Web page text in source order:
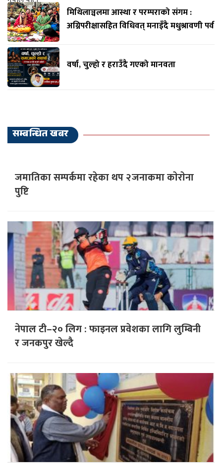
मिथिलाञ्चलमा आस्था र परम्पराको संगम :
अग्निपरीक्षासहित विधिवत् मनाइँदै मधुश्रावणी पर्व
वर्षा, चुल्हो र हराउँदै गएको मानवता
सम्बन्धित खबर
जमातिका सम्पर्कमा रहेका थप २जनाकमा काेराेना
पुष्टि
नेपाल टी–२० लिग : फाइनल प्रवेशका लागि लुम्बिनी
र जनकपुर खेल्दै